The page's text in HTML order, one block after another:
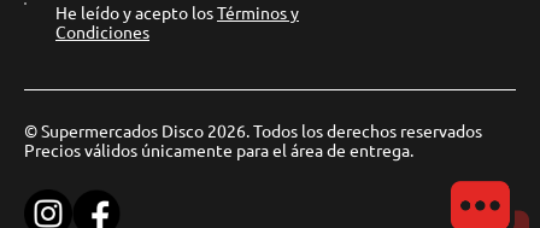
He leído y acepto losTérminos y
Condiciones
© Supermercados Disco 2026. Todos los derechos reservados
Precios válidos únicamente para el área de entrega.